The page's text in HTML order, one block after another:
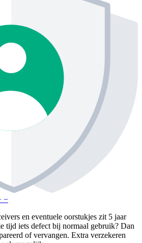
−
en eventuele oorstukjes zit 5 jaar
tijd iets defect bij normaal gebruik? Dan
of vervangen. Extra verzekeren